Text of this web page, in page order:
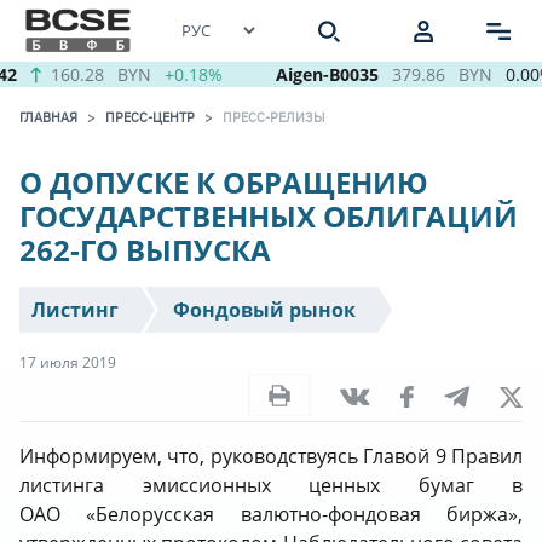
160.28 BYN +0.18% Aigen-B0035 379.86 BYN
ГЛАВНАЯ ПРЕСС-ЦЕНТР ПРЕСС-РЕЛИЗЫ
О ДОПУСКЕ К ОБРАЩЕНИЮ
ГОСУДАРСТВЕННЫХ ОБЛИГАЦИЙ
262-ГО ВЫПУСКА
Листинг Фондовый рынок
17 июля 2019
Информируем, что, руководствуясь Главой 9 Правил
листинга эмиссионных ценных бумаг в
ОАО «Белорусская валютно-фондовая биржа»,